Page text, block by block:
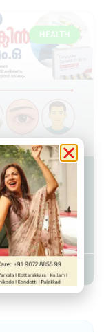
HEALTH